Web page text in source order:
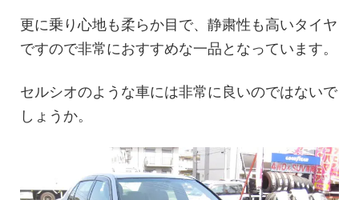
更に乗り心地も柔らか目で、静粛性も高いタイヤ
ですので非常におすすめな一品となっています。
セルシオのような車には非常に良いのではないで
しょうか。